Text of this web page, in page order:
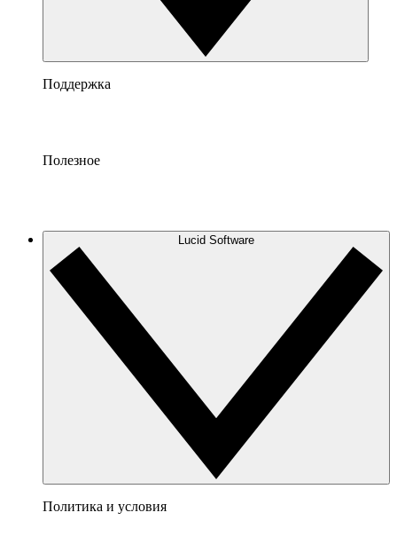
Поддержка
Полезное
Lucid Software
Политика и условия